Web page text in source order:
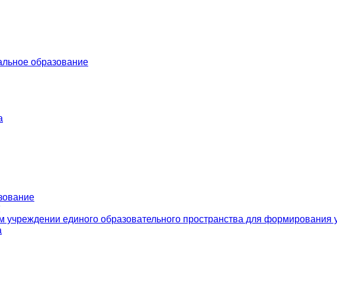
образование
единого образовательного пространства для